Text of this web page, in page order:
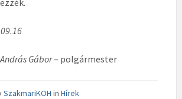
Gábor– polgármester
SzakmariKOH in Hírek